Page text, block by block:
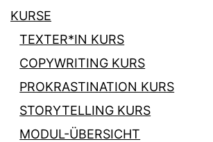
KURSE
TEXTER*IN KURS
COPYWRITING KURS
PROKRASTINATION KURS
STORYTELLING KURS
MODUL-ÜBERSICHT